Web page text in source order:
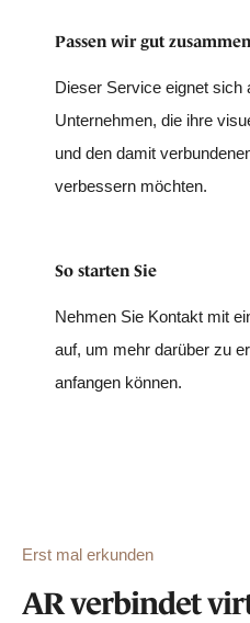
Passen wir gut
Dieser Service eignet sich
Unternehmen, die ihre
und den damit
verbessern möchten.
So starten Sie
Nehmen Sie Kontakt mit
auf, um mehr darüber zu
anfangen können.
Erst mal erkunden
AR verbindet